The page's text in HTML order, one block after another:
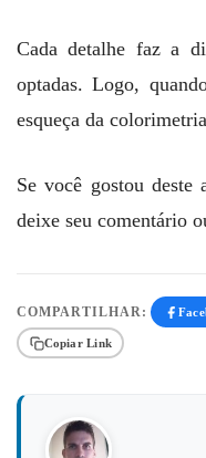
Cada detalhe faz a
optadas. Logo,
esqueça da
Se você gostou deste
deixe seu comentário
COMPARTILHAR:
Copiar Link